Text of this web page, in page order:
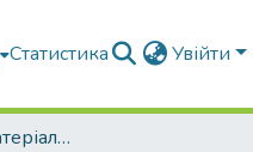
Статистика Увійти
Конференції та матеріали конференцій